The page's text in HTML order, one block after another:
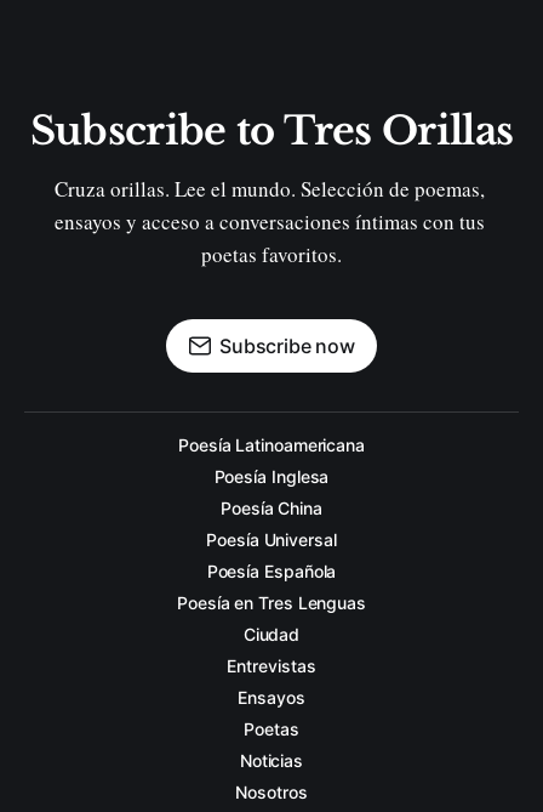
Subscribe to Tres Orillas
Cruza orillas. Lee el mundo. Selección de poemas,
ensayos y acceso a conversaciones íntimas con tus
poetas favoritos.
Subscribe now
Poesía Latinoamericana
Poesía Inglesa
Poesía China
Poesía Universal
Poesía Española
Poesía en Tres Lenguas
Ciudad
Entrevistas
Ensayos
Poetas
Noticias
Nosotros